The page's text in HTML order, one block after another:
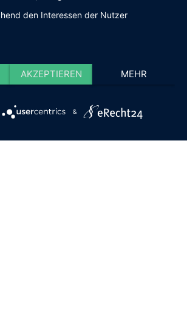
den Interessen der Nutzer
AKZEPTIEREN MEHR
&